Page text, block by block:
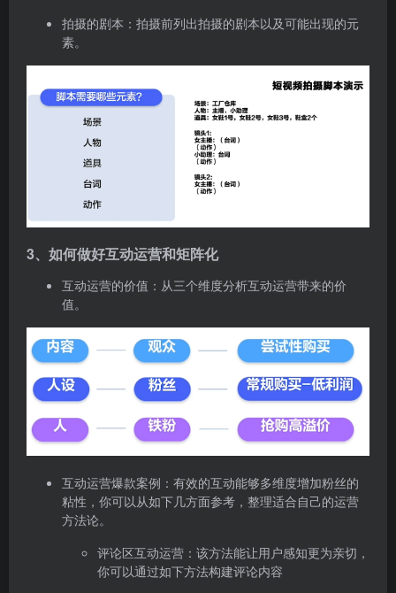
拍摄的剧本：拍摄前列出拍摄的剧本以及可能出现的元
素。
3、如何做好互动运营和矩阵化
互动运营的价值：从三个维度分析互动运营带来的价
值。
互动运营爆款案例：有效的互动能够多维度增加粉丝的
粘性，你可以从如下几方面参考，整理适合自己的运营
方法论。
评论区互动运营：该方法能让用户感知更为亲切，
你可以通过如下方法构建评论内容